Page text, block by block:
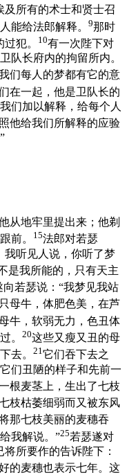
所有的术士和贤士召
能给法郎解释。 9那时
犯。
10有一次陛下对
队长府内的拘留所内。
们每人的梦都有它的意
在一起，他是卫队长的
们加以解释，给每个人
他给我们所解释的应验
从地牢里提出来；他剃
前。
15法郎对若瑟
我听见人说，你听了梦
是我所能的，只有天主
向若瑟说：“我梦见我站
母牛，体肥色美，在芦
牛，软弱无力，色丑体
。 20这些又瘦又丑的母
去。 21它们吞下去之
们丑陋的样子和先前一
根麦茎上，生出了七枝
枝枯萎细弱而又被东风
那七枝美丽的麦穗吞
我解说。”25若瑟遂对
所要作的告诉陛下：
的麦穗也表示七年。这